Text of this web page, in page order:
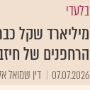
בלעדי
מיליארד שקל
הרחפנים של
07.07.2026 דין שמואל